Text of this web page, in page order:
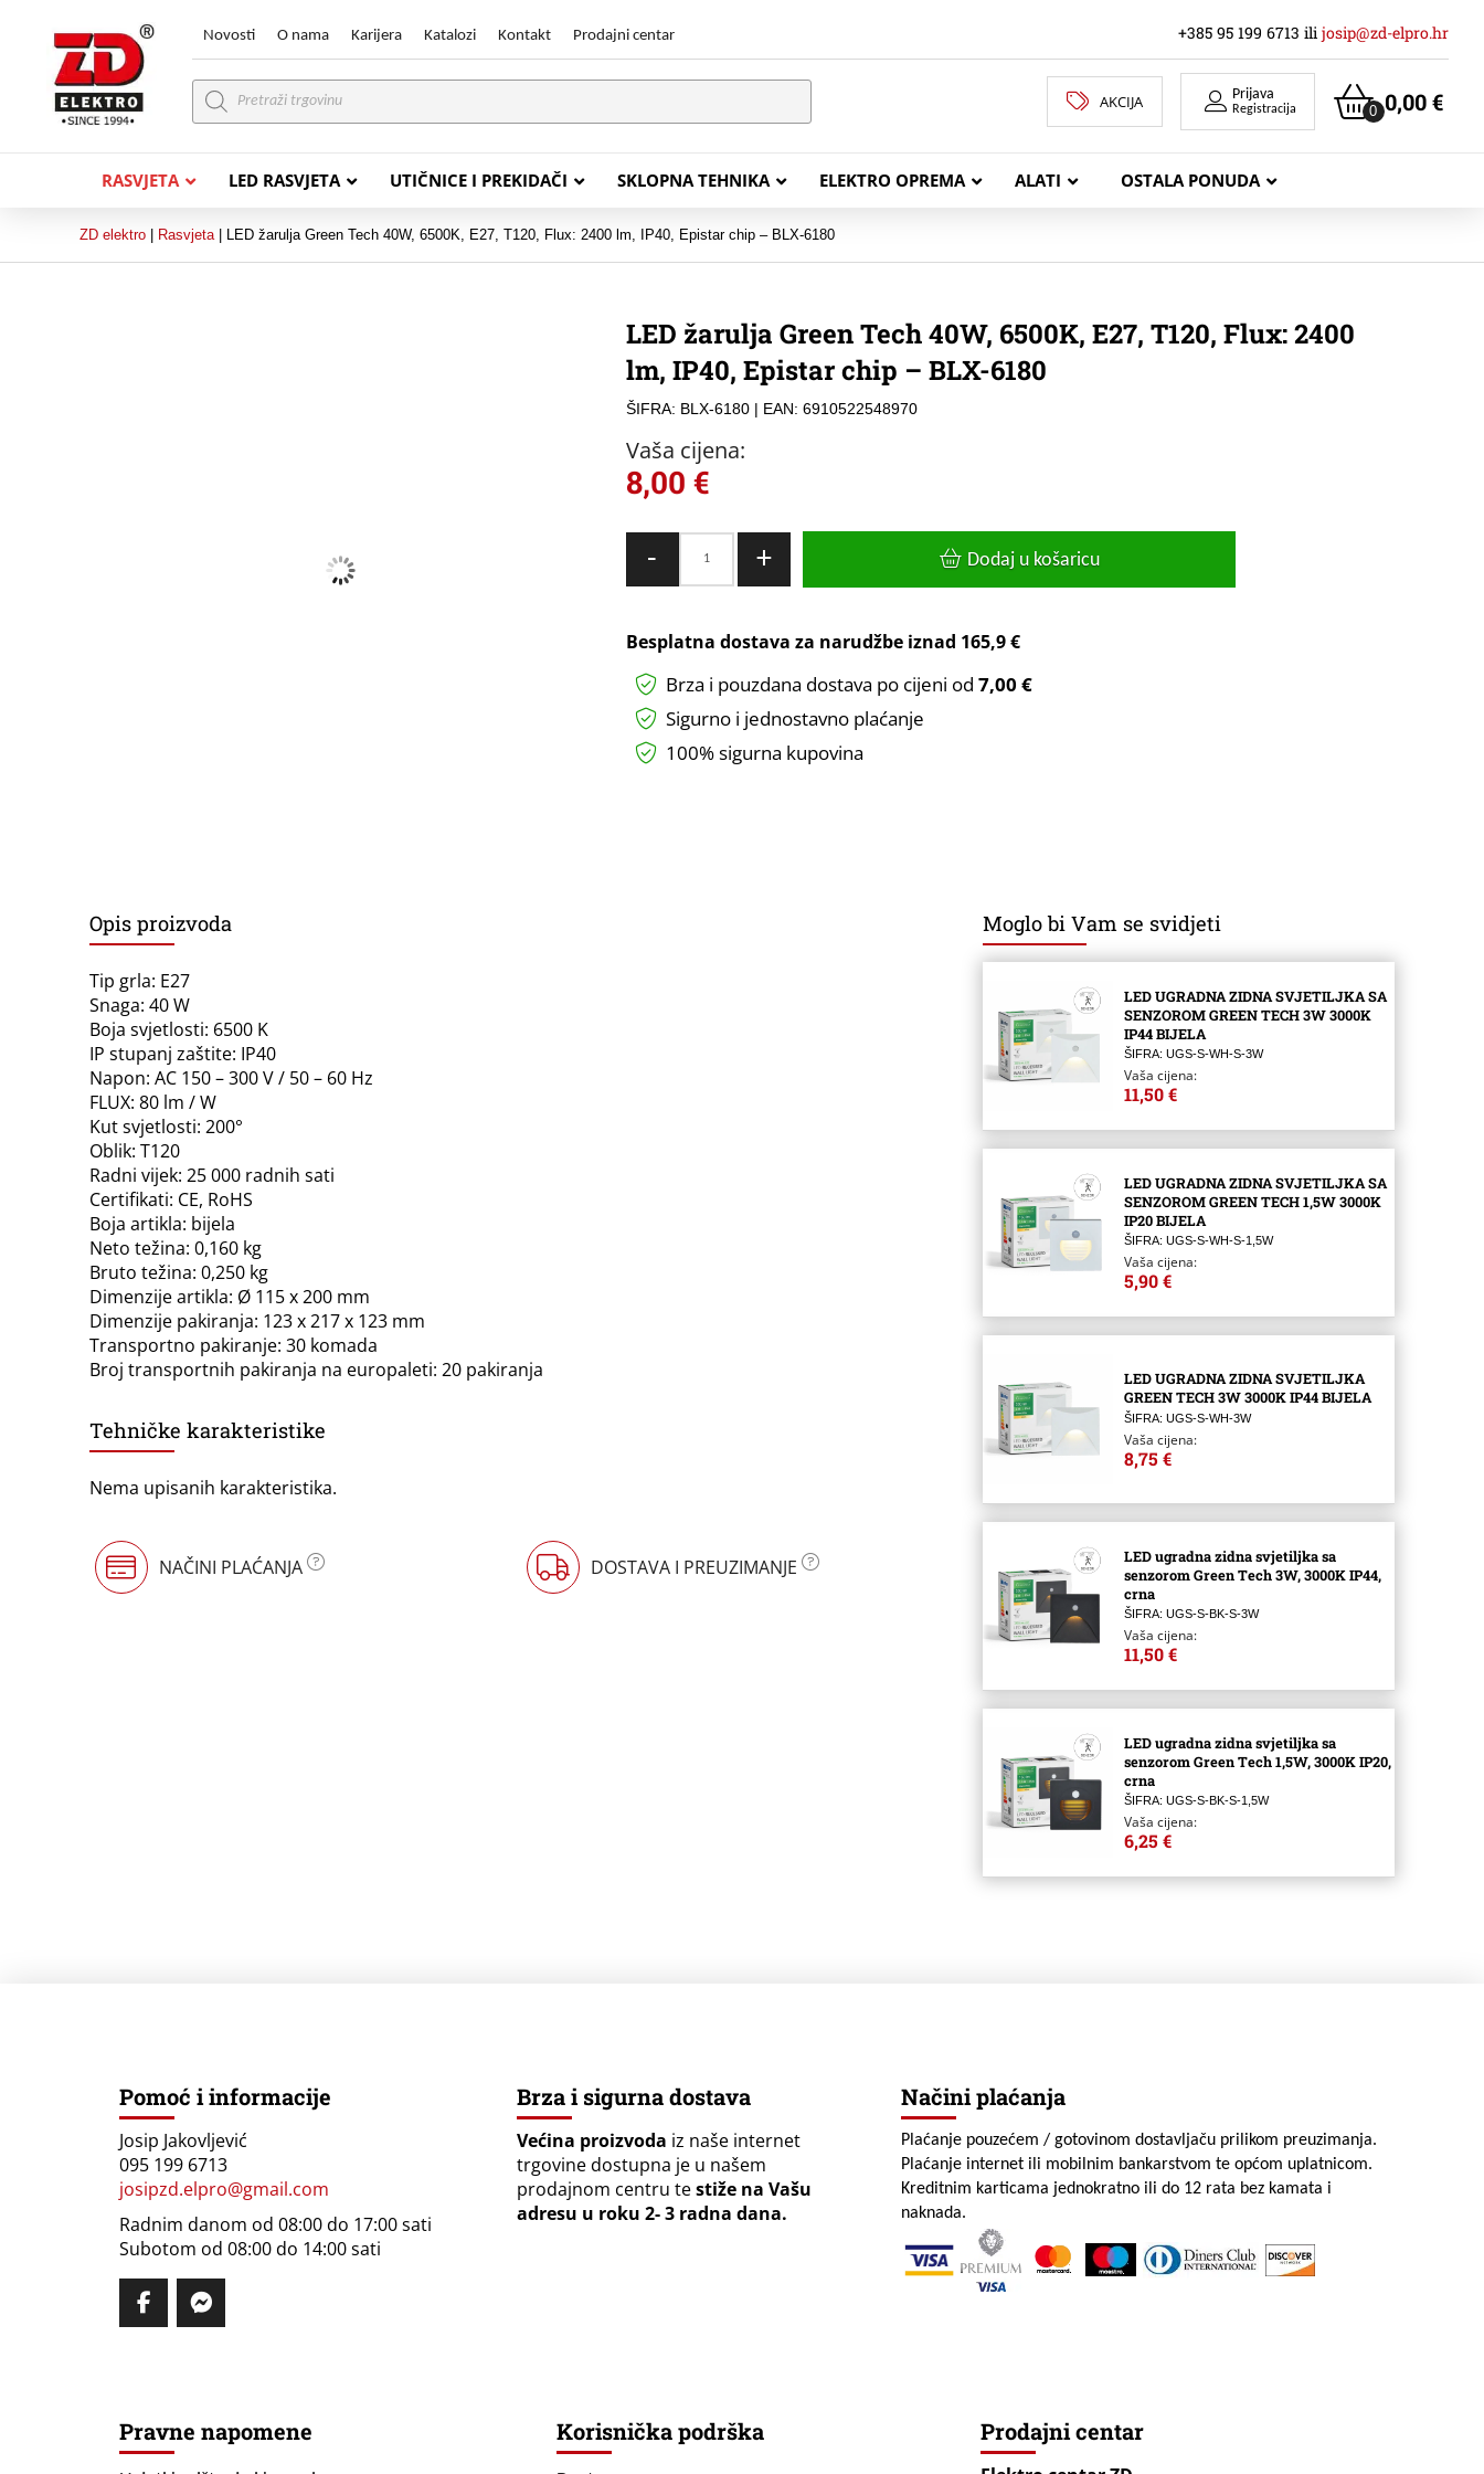
Novosti O nama Karijera Katalozi Kontakt Prodajni centar +385 95 199 6713 ili josip@zd-elpro.hr
Products
search
AKCIJA Prijava
Registracija 0,00€
0
RASVJETA LED RASVJETA UTIČNICE I PREKIDAČI SKLOPNA TEHNIKA ELEKTRO OPREMA ALATI OSTALA PONUDA
FG16OR
NHXH FE180/E30
ZD elektro Rasvjeta| LED žarulja Green Tech 40W, 6500K, E27, T120, Flux: 2400 lm, IP40, Epistar chip – BLX-6180
LED žarulja Green Tech 40W, 6500K, E27, T120, Flux: 2400
lm, IP40, Epistar chip – BLX-6180
ŠIFRA: BLX-6180| EAN: 6910522548970
Vaša cijena:
8,00 €
-
6500K,
E27,
+ Dodaj u košaricu
Besplatna dostava za narudžbe iznad 165,9 €
Brza i pouzdana dostava po cijeni od 7,00 €
Sigurno i jednostavno plaćanje
100% sigurna kupovina
Opis proizvoda
Tip grla: E27
Snaga: 40 W
Boja svjetlosti: 6500 K
IP stupanj zaštite: IP40
Napon: AC 150 – 300 V / 50 – 60 Hz
FLUX: 80 lm / W
Kut svjetlosti: 200°
Oblik: T120
Radni vijek: 25 000 radnih sati
Certifikati: CE, RoHS
Boja artikla: bijela
Neto težina: 0,160 kg
Bruto težina: 0,250 kg
Dimenzije artikla: Ø 115 x 200 mm
Dimenzije pakiranja: 123 x 217 x 123 mm
Transportno pakiranje: 30 komada
Broj transportnih pakiranja na europaleti: 20 pakiranja
Tehničke karakteristike
Nema upisanih karakteristika.
NAČINI PLAĆANJA DOSTAVA I PREUZIMANJE
Moglo bi Vam se svidjeti
LED UGRADNA ZIDNA SVJETILJKA SA
SENZOROM GREEN TECH 3W 3000K
IP44 BIJELA
ŠIFRA: UGS-S-WH-S-3W
Vaša cijena:
11,50 €
LED UGRADNA ZIDNA SVJETILJKA SA
SENZOROM GREEN TECH 1,5W 3000K
IP20 BIJELA
ŠIFRA: UGS-S-WH-S-1,5W
Vaša cijena:
5,90 €
LED UGRADNA ZIDNA SVJETILJKA
GREEN TECH 3W 3000K IP44 BIJELA
ŠIFRA: UGS-S-WH-3W
Vaša cijena:
8,75 €
LED ugradna zidna svjetiljka sa
senzorom Green Tech 3W, 3000K IP44,
crna
ŠIFRA: UGS-S-BK-S-3W
Vaša cijena:
11,50 €
LED ugradna zidna svjetiljka sa
senzorom Green Tech 1,5W, 3000K IP20,
crna
ŠIFRA: UGS-S-BK-S-1,5W
Vaša cijena:
6,25 €
Pomoć i informacije
Josip Jakovljević
095 199 6713
josipzd.elpro@gmail.com
Radnim danom od 08:00 do 17:00 sati
Subotom od 08:00 do 14:00 sati
Brza i sigurna dostava
Većina proizvoda iz naše internet
trgovine dostupna je u našem
prodajnom centru testiže na Vašu
adresu u roku 2- 3 radna dana.
Načini plaćanja
Plaćanje pouzećem / gotovinom dostavljaču prilikom preuzimanja.
Plaćanje internet ili mobilnim bankarstvom te općom uplatnicom.
Kreditnim karticama jednokratno ili do 12 rata bez kamata i
naknada.
Pravne napomene Korisnička podrška Prodajni centar